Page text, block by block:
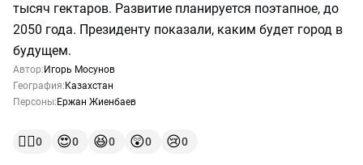
тысяч гектаров. Развитие планируется поэтапное, до
2050 года. Президенту показали, каким будет город в
будущем.
Автор: Игорь Мосунов
География: Казахстан
Персоны: Ержан Жиенбаев
👍🏻0 😍0 😆0 😲0 😢0